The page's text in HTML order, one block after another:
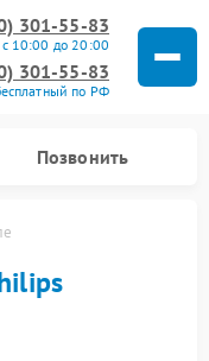
301-55-83
с 10:00 до 20:00
301-55-83
по РФ
Позвонить